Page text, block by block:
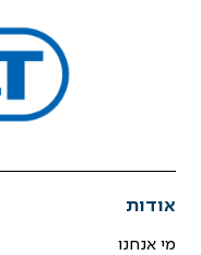
אודות
מי אנחנו